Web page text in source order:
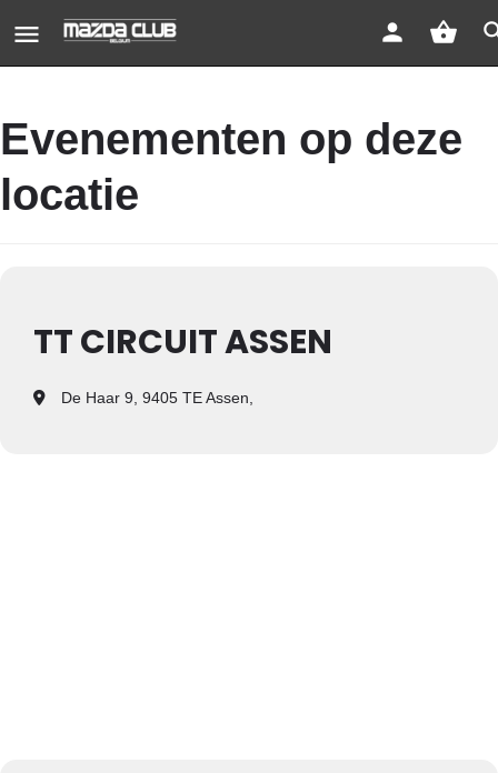
Evenementen op deze
locatie
TT CIRCUIT ASSEN
De Haar 9, 9405 TE Assen,